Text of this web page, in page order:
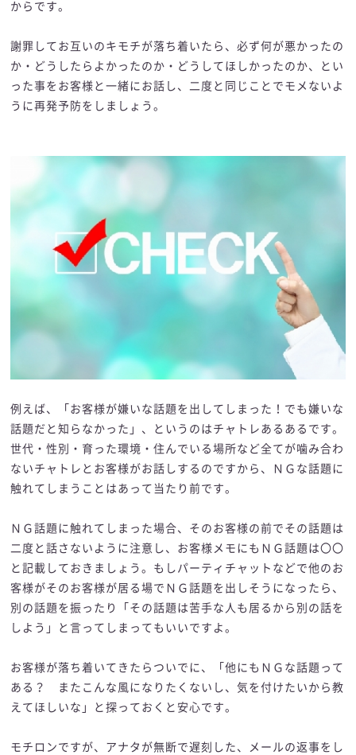
からです。
謝罪してお互いのキモチが落ち着いたら、必ず何が悪かったの
か・どうしたらよかったのか・どうしてほしかったのか、とい
った事をお客様と一緒にお話し、二度と同じことでモメないよ
うに再発予防をしましょう。
例えば、「お客様が嫌いな話題を出してしまった！でも嫌いな
話題だと知らなかった」、というのはチャトレあるあるです。
世代・性別・育った環境・住んでいる場所など全てが噛み合わ
ないチャトレとお客様がお話しするのですから、ＮＧな話題に
触れてしまうことはあって当たり前です。
ＮＧ話題に触れてしまった場合、そのお客様の前でその話題は
二度と話さないように注意し、お客様メモにもＮＧ話題は〇〇
と記載しておきましょう。もしパーティチャットなどで他のお
客様がそのお客様が居る場でＮＧ話題を出しそうになったら、
別の話題を振ったり「その話題は苦手な人も居るから別の話を
しよう」と言ってしまってもいいですよ。
お客様が落ち着いてきたらついでに、「他にもＮＧな話題って
ある？ またこんな風になりたくないし、気を付けたいから教
えてほしいな」と探っておくと安心です。
モチロンですが、アナタが無断で遅刻した、メールの返事をし